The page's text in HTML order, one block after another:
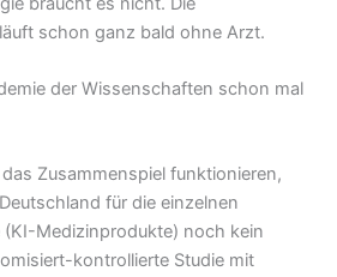
schon ganz bald ohne Arzt.
der Wissenschaften schon mal
Zusammenspiel funktionieren,
für die einzelnen
(KI-Medizinprodukte) noch kein
kontrollierte Studie mit